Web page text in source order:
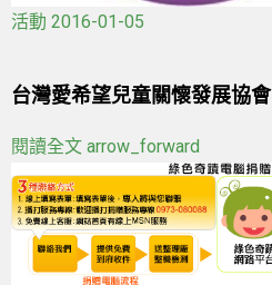
活動 2016-01-05
台灣愛希望兒童關懷發展協會
閱讀全文 arrow_forward